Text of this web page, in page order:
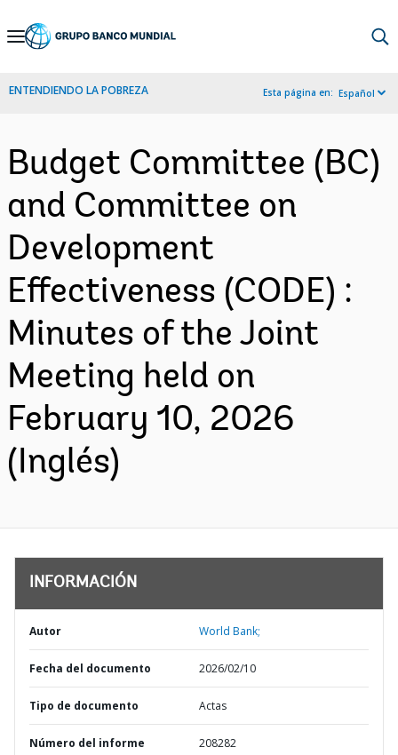
Skip
Navigation
ENTENDIENDO LA POBREZA Esta página en: Español
Budget Committee (BC)
and Committee on
Development
Effectiveness (CODE) :
Minutes of the Joint
Meeting held on
February 10, 2026
(Inglés)
INFORMACIÓN
Autor World Bank;
Fecha del documento 2026/02/10
Tipo de documento Actas
Número del informe 208282